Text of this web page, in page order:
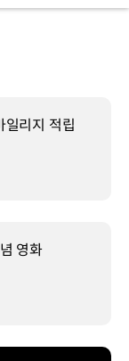
일리지 적립
영화